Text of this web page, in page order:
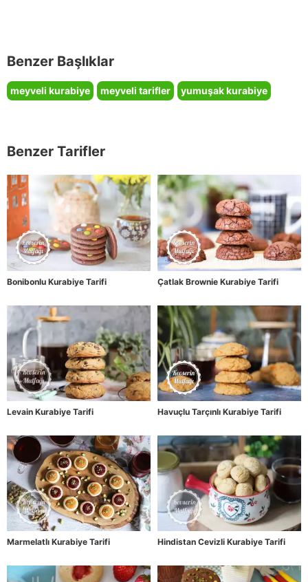
Benzer Başlıklar
meyveli kurabiye meyveli tarifler yumuşak kurabiye
Benzer Tarifler
Bonibonlu Kurabiye Tarifi Çatlak Brownie Kurabiye Tarifi
Levain Kurabiye Tarifi Havuçlu Tarçınlı Kurabiye Tarifi
Marmelatlı Kurabiye Tarifi Hindistan Cevizli Kurabiye Tarifi